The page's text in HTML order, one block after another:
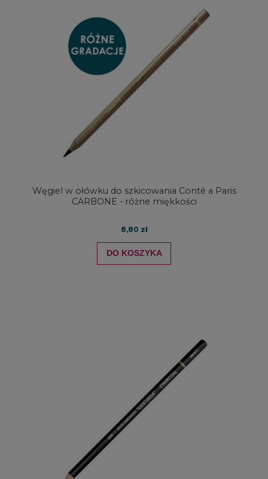
Węgiel w ołówku do szkicowania Conté a Paris
CARBONE - różne miękkości
8,80 zł
DO KOSZYKA